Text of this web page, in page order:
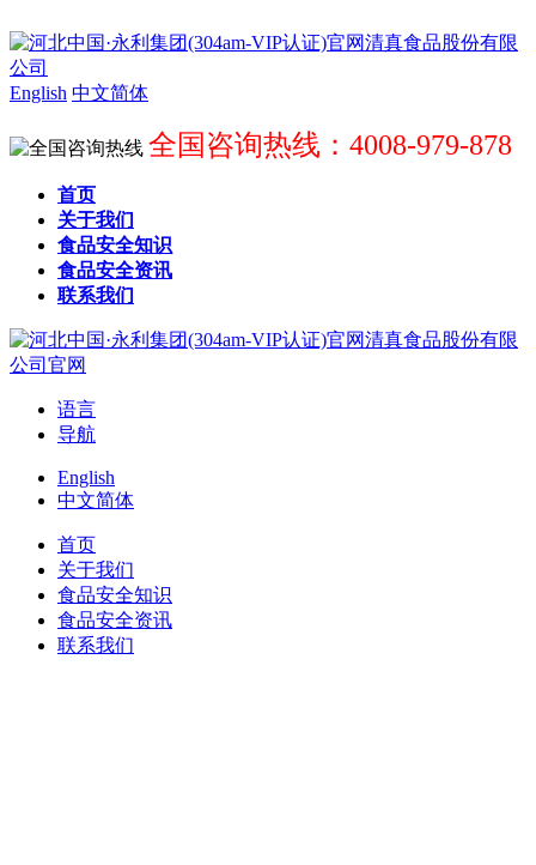
English 中文简体
全国咨询热线：4008-979-878
首页
关于我们
食品安全知识
食品安全资讯
联系我们
语言
导航
English
中文简体
首页
关于我们
食品安全知识
食品安全资讯
联系我们